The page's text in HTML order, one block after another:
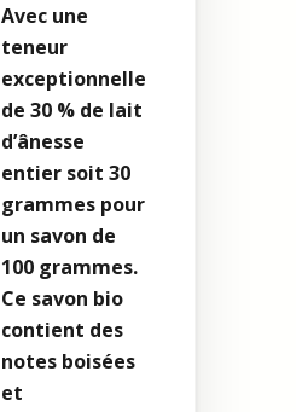
Avec une
teneur
exceptionnelle
de 30 % de lait
d’ânesse
entier soit 30
grammes pour
un savon de
100 grammes.
Ce savon bio
contient des
notes boisées
et